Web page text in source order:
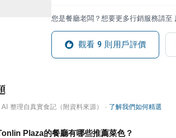
您是餐廳老闆？想要更多行銷服務請至
觀看 9 則用戶評價
整理自真實食記（附資料來源） · 了解我們如何精選
Plaza的餐廳有哪些推薦菜色？